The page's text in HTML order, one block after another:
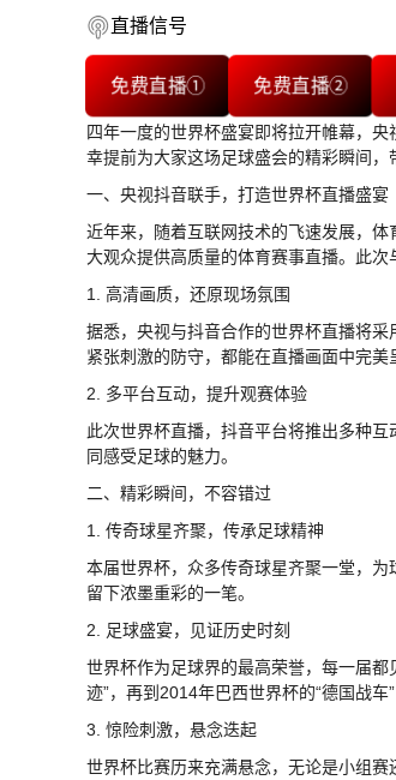
直播信号
免费直播① 免费直播②
四年一度的世界杯盛宴即将拉开帷幕，
幸提前为大家这场足球盛会的精彩瞬间，
一、央视抖音联手，打造世界杯直播盛宴
近年来，随着互联网技术的飞速发展，
大观众提供高质量的体育赛事直播。此次
1. 高清画质，还原现场氛围
据悉，央视与抖音合作的世界杯直播将
紧张刺激的防守，都能在直播画面中完美
2. 多平台互动，提升观赛体验
此次世界杯直播，抖音平台将推出多种
同感受足球的魅力。
二、精彩瞬间，不容错过
1. 传奇球星齐聚，传承足球精神
本届世界杯，众多传奇球星齐聚一堂，
留下浓墨重彩的一笔。
2. 足球盛宴，见证历史时刻
世界杯作为足球界的最高荣誉，每一届
迹”，再到2014年巴西世界杯的“德国战车
3. 惊险刺激，悬念迭起
世界杯比赛历来充满悬念，无论是小组